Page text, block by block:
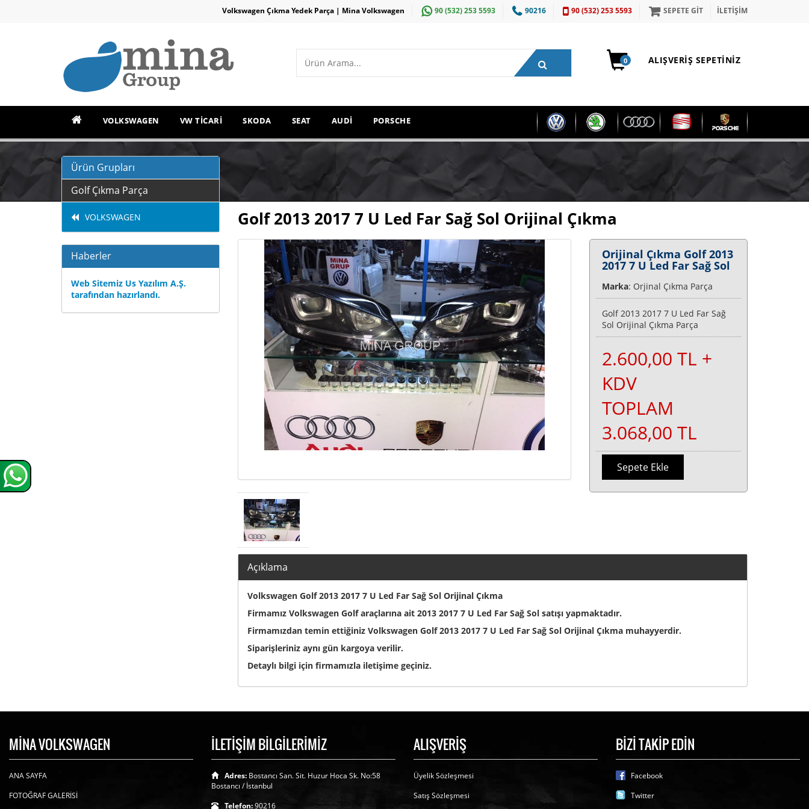
Volkswagen Çıkma Yedek Parça | Mina Volkswagen 90 (532) 253 5593 90216 90 (532) 253 5593 SEPETE GİT İLETİŞİM
0 ALIŞVERIŞ SEPETINIZ
VOLKSWAGEN VW TİCARİ SKODA SEAT AUDİ PORSCHE
Ürün Grupları
Golf Çıkma Parça
VOLKSWAGEN
Haberler
Web Sitemiz Us Yazılım A.Ş.
tarafından hazırlandı.
Golf 2013 2017 7 U Led Far Sağ Sol Orijinal Çıkma
Orijinal Çıkma Golf 2013
2017 7 U Led Far Sağ Sol
Marka: Orjinal Çıkma Parça
Golf 2013 2017 7 U Led Far Sağ
Sol Orijinal Çıkma Parça
2.600,00 TL +
KDV
TOPLAM
3.068,00 TL
Sepete Ekle
Açıklama
Volkswagen Golf 2013 2017 7 U Led Far Sağ Sol Orijinal Çıkma
Firmamız Volkswagen Golf araçlarına ait 2013 2017 7 U Led Far Sağ Sol satışı yapmaktadır.
Firmamızdan temin ettiğiniz Volkswagen Golf 2013 2017 7 U Led Far Sağ Sol Orijinal Çıkma muhayyerdir.
Siparişleriniz aynı gün kargoya verilir.
Detaylı bilgi için firmamızla iletişime geçiniz.
MİNA VOLKSWAGEN
ANA SAYFA
FOTOĞRAF GALERİSİ
İLETİŞİM BİLGİLERİMİZ
Adres: Bostancı San. Sit. Huzur Hoca Sk. No:58
Bostancı / İstanbul
Telefon:90216
ALIŞVERİŞ
Üyelik Sözleşmesi
Satış Sözleşmesi
BİZİ TAKİP EDİN
Facebook
Twitter